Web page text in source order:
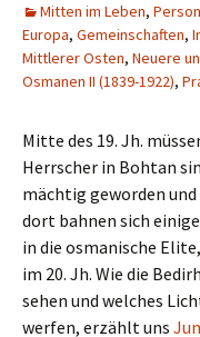
Mitten im Leben,
Europa, Gemeinschaften,
Mittlerer Osten, Neuere
Osmanen II (1839-1922),
Mitte des 19. Jh.
Herrscher in Bohtan
mächtig geworden
dort bahnen sich
in die osmanische
im 20. Jh. Wie die
sehen und welches
werfen, erzählt uns